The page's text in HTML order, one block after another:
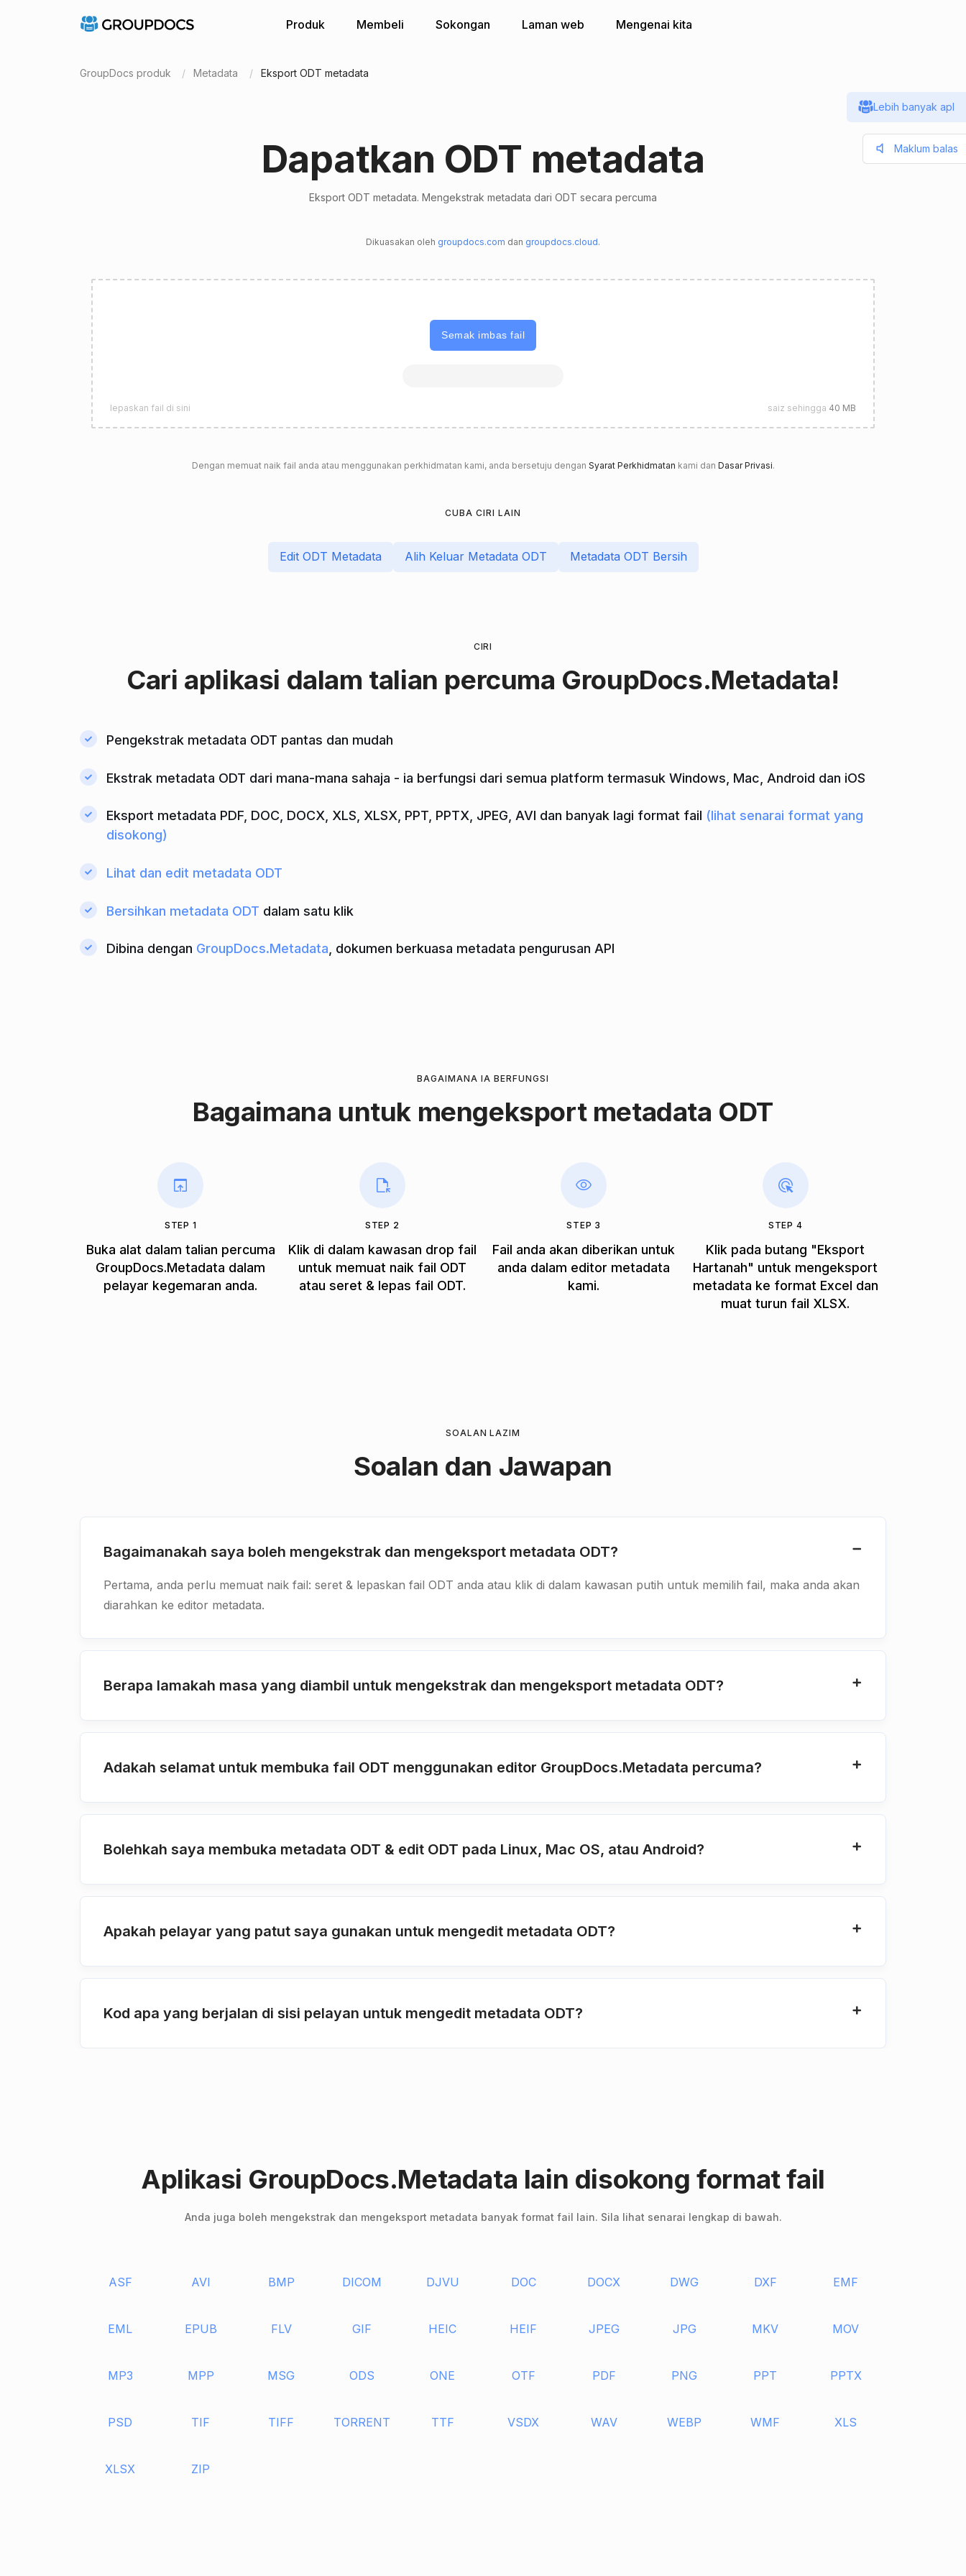
Produk Membeli Sokongan Laman web Mengenai kita
GroupDocs produk Metadata Eksport ODT metadata
Dapatkan ODT metadata
Eksport ODT metadata. Mengekstrak metadata dari ODT secara percuma
Dikuasakan oleh groupdocs.com dan groupdocs.cloud.
Semak imbas fail
lepaskan fail di sini saiz sehingga 40 MB
Dengan memuat naik fail anda atau menggunakan perkhidmatan kami, anda bersetuju dengan Syarat Perkhidmatan kami dan Dasar Privasi.
CUBA CIRI LAIN
Edit ODT Metadata Alih Keluar Metadata ODT Metadata ODT Bersih
CIRI
Cari aplikasi dalam talian percuma GroupDocs.Metadata!
Pengekstrak metadata ODT pantas dan mudah
Ekstrak metadata ODT dari mana-mana sahaja - ia berfungsi dari semua platform termasuk Windows, Mac, Android dan iOS
Eksport metadata PDF, DOC, DOCX, XLS, XLSX, PPT, PPTX, JPEG, AVI dan banyak lagi format fail (lihat senarai format yang
disokong)
Lihat dan edit metadata ODT
Bersihkan metadata ODT dalam satu klik
Dibina dengan GroupDocs.Metadata , dokumen berkuasa metadata pengurusan API
BAGAIMANA IA BERFUNGSI
Bagaimana untuk mengeksport metadata ODT
STEP 1
Buka alat dalam talian percuma
GroupDocs.Metadata dalam
pelayar kegemaran anda.
STEP 2
Klik di dalam kawasan drop fail
untuk memuat naik fail ODT
atau seret & lepas fail ODT.
STEP 3
Fail anda akan diberikan untuk
anda dalam editor metadata
kami.
STEP 4
Klik pada butang "Eksport
Hartanah" untuk mengeksport
metadata ke format Excel dan
muat turun fail XLSX.
SOALAN LAZIM
Soalan dan Jawapan
Bagaimanakah saya boleh mengekstrak dan mengeksport metadata ODT?
Pertama, anda perlu memuat naik fail: seret & lepaskan fail ODT anda atau klik di dalam kawasan putih untuk memilih fail, maka anda akan
diarahkan ke editor metadata.
Berapa lamakah masa yang diambil untuk mengekstrak dan mengeksport metadata ODT?
Adakah selamat untuk membuka fail ODT menggunakan editor GroupDocs.Metadata percuma?
Bolehkah saya membuka metadata ODT & edit ODT pada Linux, Mac OS, atau Android?
Apakah pelayar yang patut saya gunakan untuk mengedit metadata ODT?
Kod apa yang berjalan di sisi pelayan untuk mengedit metadata ODT?
Aplikasi GroupDocs.Metadata lain disokong format fail
Anda juga boleh mengekstrak dan mengeksport metadata banyak format fail lain. Sila lihat senarai lengkap di bawah.
ASF AVI BMP DICOM DJVU DOC DOCX DWG DXF EMF
EML EPUB FLV GIF HEIC HEIF JPEG JPG MKV MOV
MP3 MPP MSG ODS ONE OTF PDF PNG PPT PPTX
PSD TIF TIFF TORRENT TTF VSDX WAV WEBP WMF XLS
XLSX ZIP
Lebih banyak apl
Maklum balas